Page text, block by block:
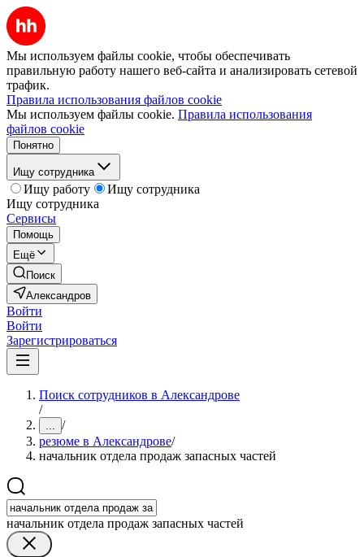
Мы используем файлы cookie, чтобы обеспечивать
правильную работу нашего веб-сайта и анализировать сетевой
трафик.
Правила использования файлов cookie
Мы используем файлы cookie. Правила использования
файлов cookie
Понятно
Ищу сотрудника
Ищу работу
Ищу сотрудника
Ищу сотрудника
Сервисы
Помощь
Ещё
Поиск
Александров
Войти
Войти
Зарегистрироваться
Поиск сотрудников в Александрове
/
... /
резюме в Александрове/
начальник отдела продаж запасных частей
начальник отдела продаж запасных частей